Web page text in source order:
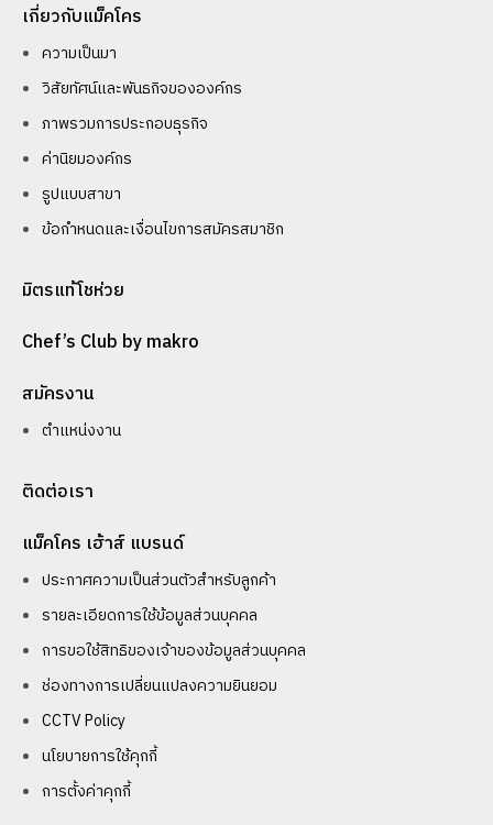
เกี่ยวกับแม็คโคร
ความเป็นมา
วิสัยทัศน์และพันธกิจขององค์กร
ภาพรวมการประกอบธุรกิจ
ค่านิยมองค์กร
รูปแบบสาขา
ข้อกำหนดและเงื่อนไขการสมัครสมาชิก
มิตรแท้โชห่วย
Chef’s Club by makro
สมัครงาน
ตำแหน่งงาน
ติดต่อเรา
แม็คโคร เฮ้าส์ แบรนด์
ประกาศความเป็นส่วนตัวสำหรับลูกค้า
รายละเอียดการใช้ข้อมูลส่วนบุคคล
การขอใช้สิทธิของเจ้าของข้อมูลส่วนบุคคล
ช่องทางการเปลี่ยนแปลงความยินยอม
CCTV Policy
นโยบายการใช้คุกกี้
การตั้งค่าคุกกี้